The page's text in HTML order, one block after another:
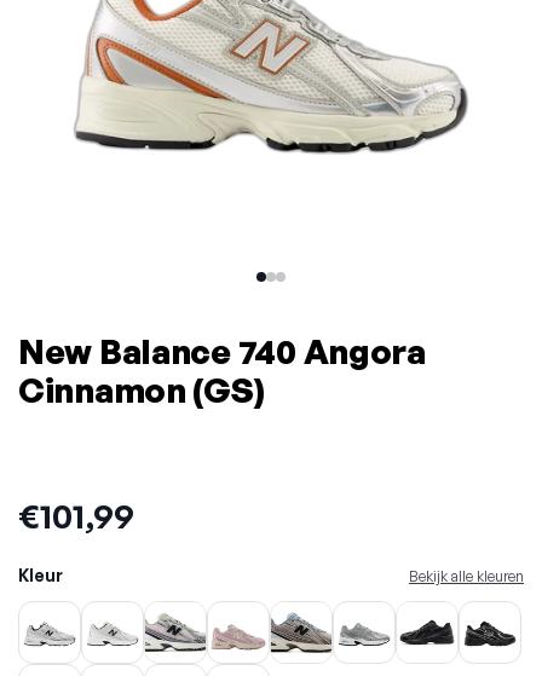
New Balance 740 Angora
Cinnamon (GS)
Prijs:
€101,99
Kleur Bekijk alle kleuren